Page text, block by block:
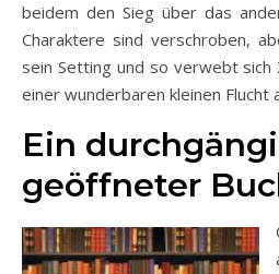
beidem den Sieg über das
Charaktere sind verschroben,
sein Setting und so verwebt sich
einer wunderbaren kleinen Flucht
Ein
geöffneter